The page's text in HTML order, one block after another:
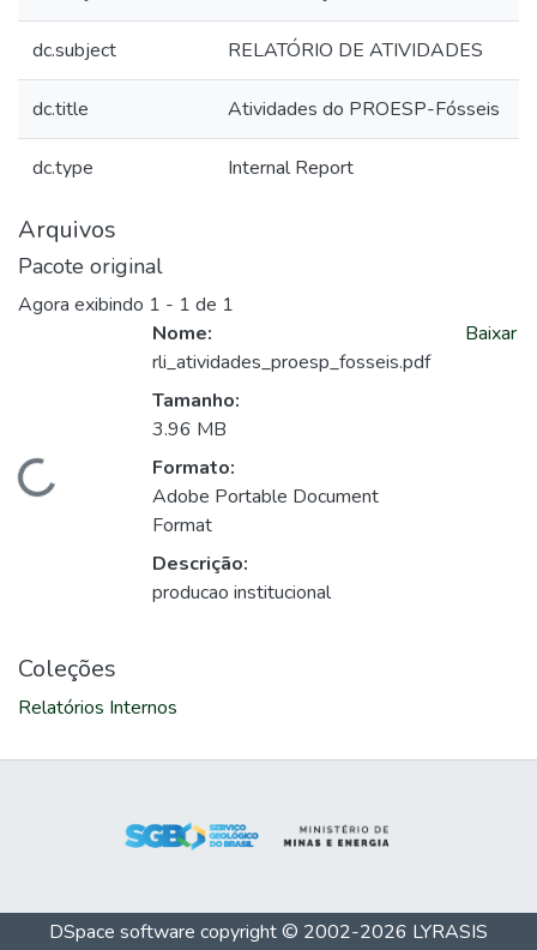
dc.subject RELATÓRIO DE ATIVIDADES
dc.title Atividades do PROESP-Fósseis
dc.type Internal Report
Arquivos
Pacote original
Agora exibindo 1 - 1 de 1
Carregando...
Nome:
rli_atividades_proesp_fosseis.pdf
Tamanho:
3.96 MB
Formato:
Adobe Portable Document
Format
Descrição:
producao institucional
Baixar
Coleções
Relatórios Internos
DSpace software copyright © 2002-2026 LYRASIS